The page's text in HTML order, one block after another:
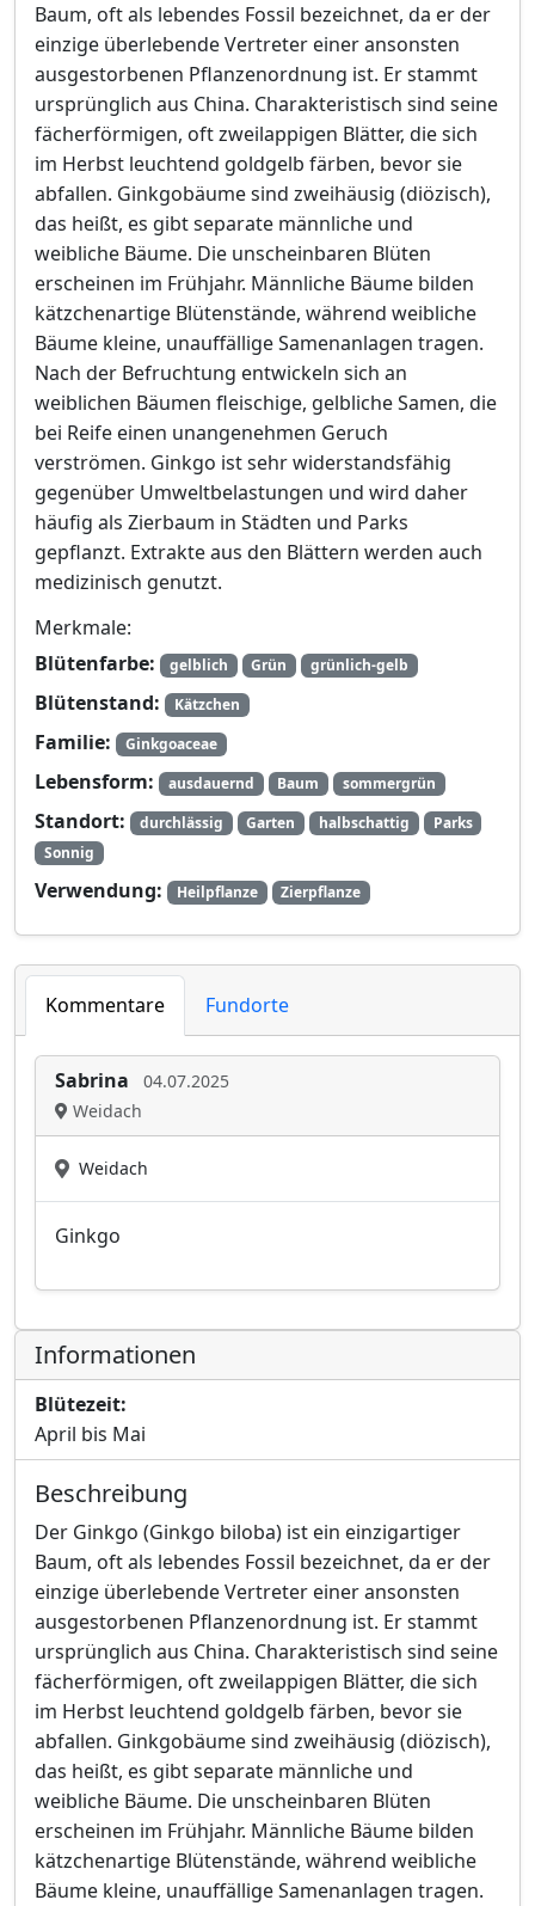
Baum, oft als lebendes Fossil bezeichnet, da er der
einzige überlebende Vertreter einer ansonsten
ausgestorbenen Pflanzenordnung ist. Er stammt
ursprünglich aus China. Charakteristisch sind seine
fächerförmigen, oft zweilappigen Blätter, die sich
im Herbst leuchtend goldgelb färben, bevor sie
abfallen. Ginkgobäume sind zweihäusig (diözisch),
das heißt, es gibt separate männliche und
weibliche Bäume. Die unscheinbaren Blüten
erscheinen im Frühjahr. Männliche Bäume bilden
kätzchenartige Blütenstände, während weibliche
Bäume kleine, unauffällige Samenanlagen tragen.
Nach der Befruchtung entwickeln sich an
weiblichen Bäumen fleischige, gelbliche Samen, die
bei Reife einen unangenehmen Geruch
verströmen. Ginkgo ist sehr widerstandsfähig
gegenüber Umweltbelastungen und wird daher
häufig als Zierbaum in Städten und Parks
gepflanzt. Extrakte aus den Blättern werden auch
medizinisch genutzt.
Merkmale:
Blütenfarbe:
gelblich Grün grünlich-gelb
Blütenstand: Kätzchen
Familie: Ginkgoaceae
Lebensform: ausdauernd Baum sommergrün
Standort: durchlässig Garten halbschattig
Parks
Sonnig
Verwendung: Heilpflanze Zierpflanze
Kommentare Fundorte
Sabrina
04.07.2025
Weidach
Weidach
Ginkgo
Informationen
Blütezeit:
April bis Mai
Beschreibung
Der Ginkgo (Ginkgo biloba) ist ein einzigartiger
Baum, oft als lebendes Fossil bezeichnet, da er der
einzige überlebende Vertreter einer ansonsten
ausgestorbenen Pflanzenordnung ist. Er stammt
ursprünglich aus China. Charakteristisch sind seine
fächerförmigen, oft zweilappigen Blätter, die sich
im Herbst leuchtend goldgelb färben, bevor sie
abfallen. Ginkgobäume sind zweihäusig (diözisch),
das heißt, es gibt separate männliche und
weibliche Bäume. Die unscheinbaren Blüten
erscheinen im Frühjahr. Männliche Bäume bilden
kätzchenartige Blütenstände, während weibliche
Bäume kleine, unauffällige Samenanlagen tragen.